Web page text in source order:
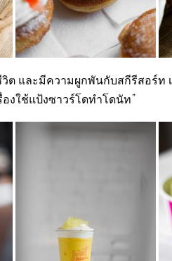
ต และมีความผูกพันกับสกีรีสอร์ท
งใช้แป้งซาวร์โดทำโดนัท”